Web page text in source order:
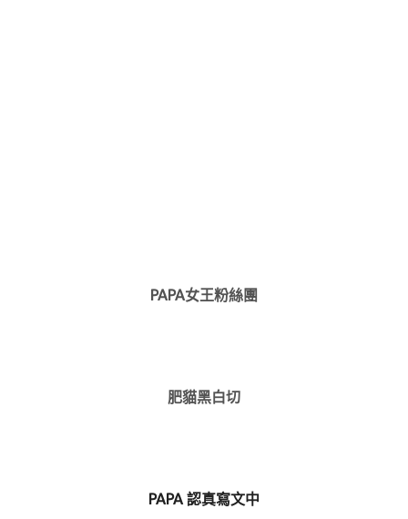
PAPA女王粉絲團
肥貓黑白切
PAPA 認真寫文中